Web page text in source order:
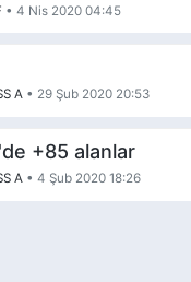
•4 Nis 2020 04:45
A • 29 Şub 2020 20:53
+85 alanlar
A •4 Şub 2020 18:26